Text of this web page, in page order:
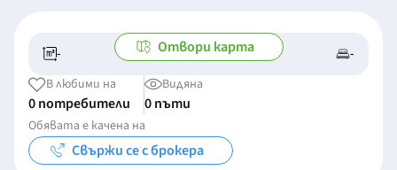
- -/- -
Отвори карта
В любими на
0 потребители
Видяна
0 пъти
Обявата е качена на
Свържи се с брокера